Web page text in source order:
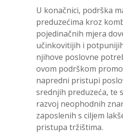
U konačnici, podrška
preduzećima kroz
pojedinačnih mjera
učinkovitijih i
njihove poslovne
ovom podrškom
napredni pristupi
srednjih preduzeća, te
razvoj neophodnih
zaposlenih s ciljem
pristupa tržištima.